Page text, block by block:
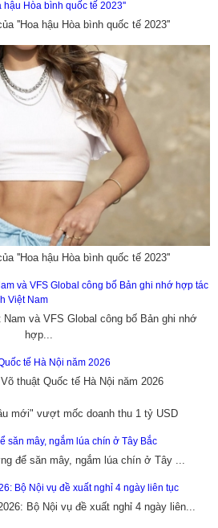
''Hoa hậu Hòa bình quốc tế 2023''
''Hoa hậu Hòa bình quốc tế 2023''
và VFS Global công bố Bản ghi nhớ
hợp...
thuật Quốc tế Hà Nội năm 2026
mới" vượt mốc doanh thu 1 tỷ USD
để săn mây, ngắm lúa chín ở Tây ...
Bộ Nội vụ đề xuất nghỉ 4 ngày liên...